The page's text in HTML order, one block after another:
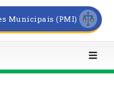
Municipais (PMI)